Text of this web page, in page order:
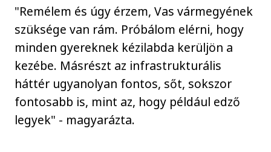
"Remélem és úgy érzem, Vas vármegyének
szüksége van rám. Próbálom elérni, hogy
minden gyereknek kézilabda kerüljön a
kezébe. Másrészt az infrastrukturális
háttér ugyanolyan fontos, sőt, sokszor
fontosabb is, mint az, hogy például edző
legyek" - magyarázta.